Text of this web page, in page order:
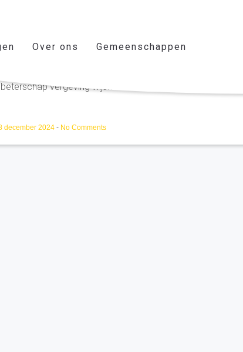
Over ons Gemeenschappen
vergeving wijsheid...vier het leven
december 2024 - No Comments